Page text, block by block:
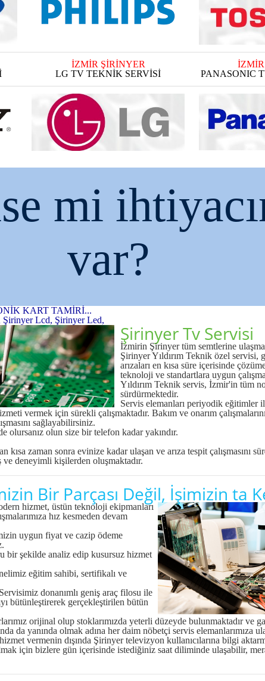
İZMİR ŞİRİNYER
LG TV TEKNİK SERVİSİ
PANASONIC
mi
var?
KART TAMİRİ...
Şirinyer Lcd, Şirinyer Led,
Şirinyer Tv Servisi
İzmirin Şirinyer tüm semtlerine
Şirinyer Yıldırım Teknik özel servisi,
arızaları en kısa süre içerisinde
teknoloji ve standartlara uygun
Yıldırım Teknik servis, İzmir'in tüm
sürdürmektedir.
Servis elemanları periyodik eğitimler
vermek için sürekli çalışmaktadır. Bakım ve onarım çalışmalarını
sağlayabilirsiniz.
olursanız olun size bir telefon kadar yakındır.
kısa zaman sonra evinize kadar ulaşan ve arıza tespit çalışmasını
deneyimli kişilerden oluşmaktadır.
Bir Parçası Değil, İşimizin ta
hizmet, üstün teknoloji ekipmanları
hız kesmeden devam
uygun fiyat ve cazip ödeme
şekilde analiz edip kusursuz hizmet
eğitim sahibi, sertifikalı ve
donanımlı geniş araç filosu ile
bütünleştirerek gerçekleştirilen bütün
orijinal olup stoklarımızda yeterli düzeyde bulunmaktadır ve
yanında olmak adına her daim nöbetçi servis elemanlarımıza
vermenin dışında Şirinyer televizyon kullanıcılarına bilgi
için bizlere gün içerisinde istediğiniz saat diliminde ulaşabilir,